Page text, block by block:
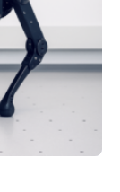
KI-Modelle
neuen